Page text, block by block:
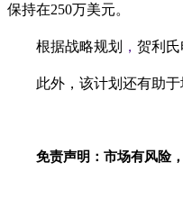
保持在250万美元。
根据战略规划 ， 贺利
此外，该计划还有助
免责声明：市场有风险